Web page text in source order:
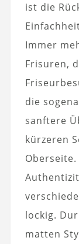
ist die
Immer
Frisuren,
die
sanftere
kürzeren
lockig.
matten